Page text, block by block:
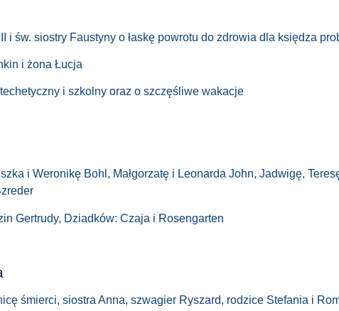
i św. siostry Faustyny o łaskę powrotu do zdrowia dla księdza
i żona Łucja
i szkolny oraz o szczęśliwe wakacje
i Weronikę Bohl, Małgorzatę i Leonarda John, Jadwigę,
Gertrudy, Dziadków: Czaja i Rosengarten
śmierci, siostra Anna, szwagier Ryszard, rodzice Stefania i